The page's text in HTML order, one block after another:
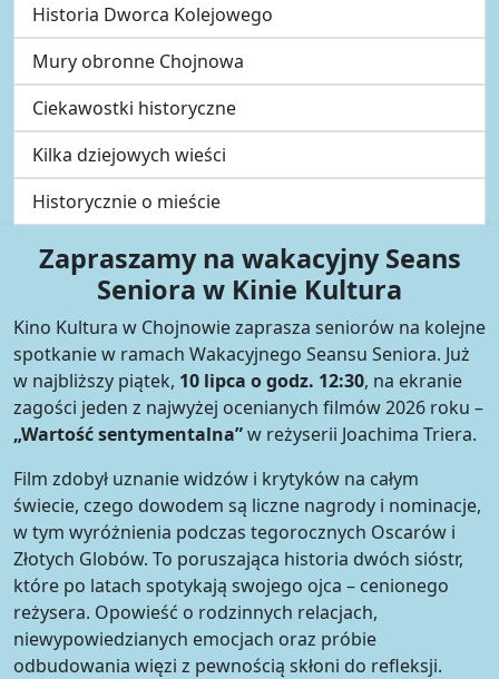
Historia Dworca Kolejowego
Mury obronne Chojnowa
Ciekawostki historyczne
Kilka dziejowych wieści
Historycznie o mieście
Zapraszamy na wakacyjny Seans
Seniora w Kinie Kultura
Kino Kultura w Chojnowie zaprasza seniorów na kolejne
spotkanie w ramach Wakacyjnego Seansu Seniora. Już
w najbliższy piątek, 10 lipca o godz. 12:30, na ekranie
zagości jeden z najwyżej ocenianych filmów 2026 roku –
„Wartość sentymentalna”w reżyserii Joachima Triera.
Film zdobył uznanie widzów i krytyków na całym
świecie, czego dowodem są liczne nagrody i nominacje,
w tym wyróżnienia podczas tegorocznych Oscarów i
Złotych Globów. To poruszająca historia dwóch sióstr,
które po latach spotykają swojego ojca – cenionego
reżysera. Opowieść o rodzinnych relacjach,
niewypowiedzianych emocjach oraz próbie
odbudowania więzi z pewnością skłoni do refleksji.